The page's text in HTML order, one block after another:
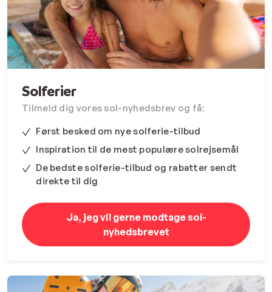
Solferier
Tilmeld dig vores sol-nyhedsbrev og få:
Først besked om nye solferie-tilbud
Inspiration til de mest populære solrejsemål
De bedste solferie-tilbud og rabatter sendt
direkte til dig
Ja, jeg vil gerne modtage sol-
nyhedsbrevet